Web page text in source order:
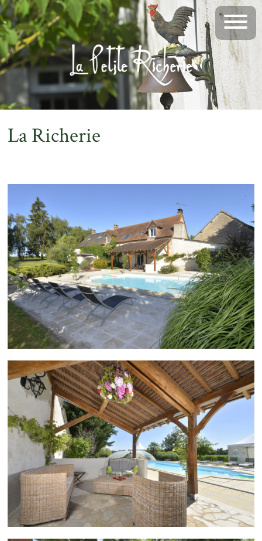
La Richerie